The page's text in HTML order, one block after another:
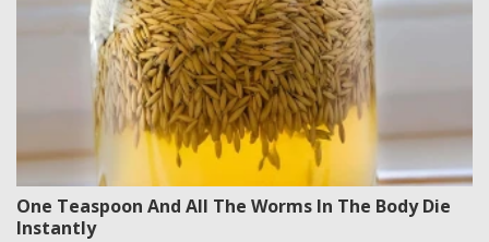
One Teaspoon And All The Worms In The Body Die
Instantly